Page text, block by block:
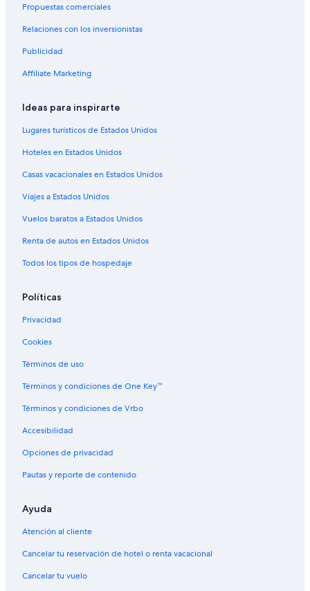
Propuestas comerciales
Relaciones con los inversionistas
Publicidad
Affiliate Marketing
Ideas para inspirarte
Lugares turísticos de Estados Unidos
Hoteles en Estados Unidos
Casas vacacionales en Estados Unidos
Viajes a Estados Unidos
Vuelos baratos a Estados Unidos
Renta de autos en Estados Unidos
Todos los tipos de hospedaje
Políticas
Privacidad
Cookies
Términos de uso
Términos y condiciones de One Key™
Términos y condiciones de Vrbo
Accesibilidad
Opciones de privacidad
Pautas y reporte de contenido
Ayuda
Atención al cliente
Cancelar tu reservación de hotel o renta vacacional
Cancelar tu vuelo